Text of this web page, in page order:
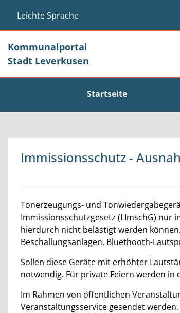
Zum Hauptinhalt springen
Leichte Sprache
Kommunalportal
Stadt Leverkusen
Startseite
Immissionsschutz -
Beschreibung
Tonerzeugungs- und
Immissionsschutzgesetz (LImschG) nur
hierdurch nicht belästigt werden
Beschallungsanlagen, Bluethooth-
Sollen diese Geräte mit erhöhter
notwendig. Für private Feiern werden in
Im Rahmen von öffentlichen
Veranstaltungsservice gesendet